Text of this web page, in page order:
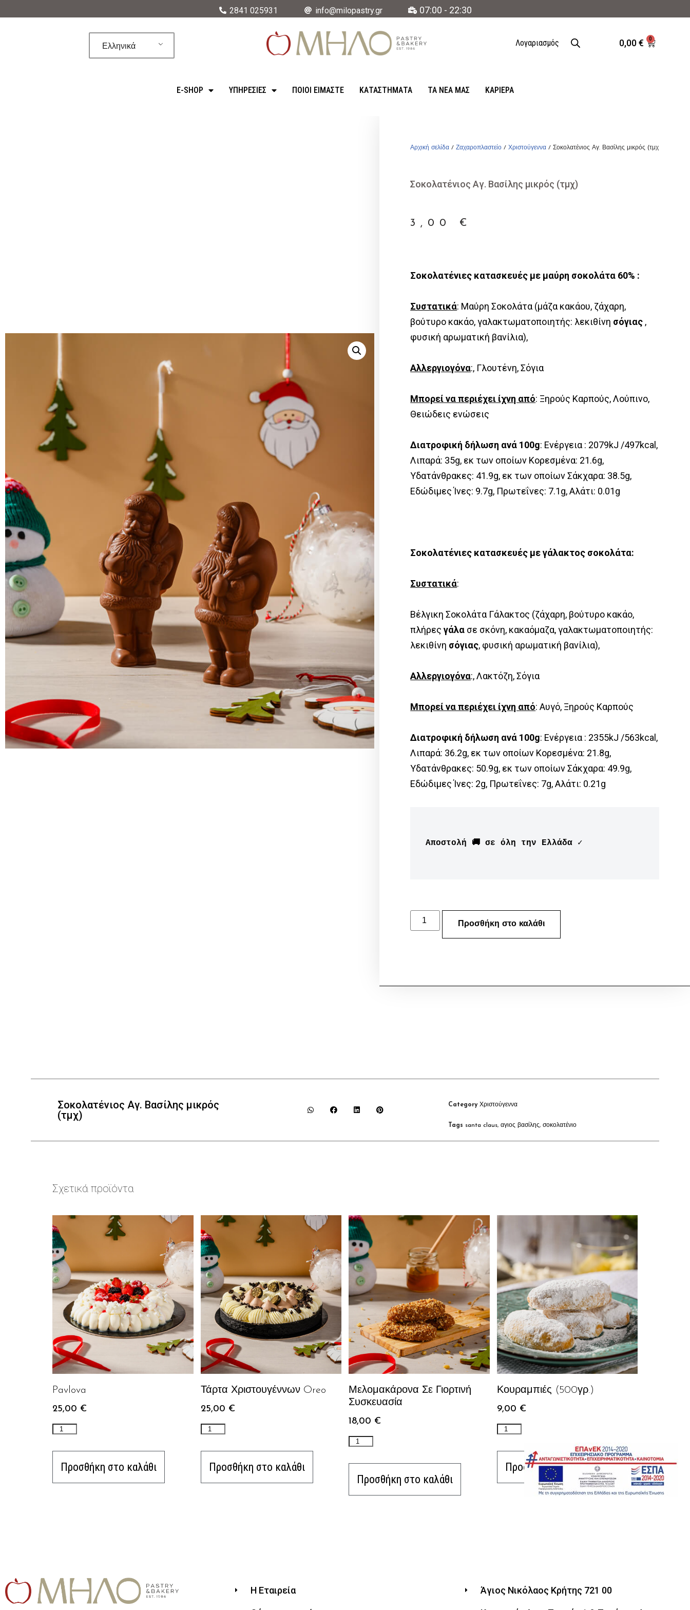
2841 025931 info@milopastry.gr 07:00 - 22:30
Ελληνικά Λογαριασμός 0,00€ 0
E-SHOP ΥΠΗΡΕΣΊΕΣ ΠΟΙΟΙ ΕΙΜΑΣΤΕ ΚΑΤΑΣΤΉΜΑΤΑ ΤΑ ΝΈΑ ΜΑΣ ΚΑΡΙΈΡΑ
Αρχική σελίδα /Ζαχαροπλαστείο /Χριστούγεννα / Σοκολατένιος Αγ. Βασίλης μικρός (τμχ)
Σοκολατένιος Αγ. Βασίλης μικρός (τμχ)
3,00 €
Σοκολατένιες κατασκευές με μαύρη σοκολάτα 60% :
Συστατικά: Μαύρη Σοκολάτα (μάζα κακάου, ζάχαρη,
βούτυρο κακάο, γαλακτωματοποιητής: λεκιθίνη σόγιας ,
φυσική αρωματική βανίλια),
Αλλεργιογόνα:, Γλουτένη, Σόγια
Μπορεί να περιέχει ίχνη από: Ξηρούς Καρπούς, Λούπινο,
Θειώδεις ενώσεις
Διατροφική δήλωση ανά 100g: Ενέργεια : 2079kJ /497kcal,
Λιπαρά: 35g, εκ των οποίων Kορεσμένα: 21.6g,
Υδατάνθρακες: 41.9g, εκ των οποίων Σάκχαρα: 38.5g,
Εδώδιμες Ίνες: 9.7g, Πρωτεΐνες: 7.1g, Αλάτι: 0.01g
Σοκολατένιες κατασκευές με γάλακτος σοκολάτα:
Συστατικά:
Βέλγικη Σοκολάτα Γάλακτος (ζάχαρη, βούτυρο κακάο,
πλήρεςγάλα σε σκόνη, κακαόμαζα, γαλακτωματοποιητής:
λεκιθίνη σόγιας, φυσική αρωματική βανίλια),
Αλλεργιογόνα:, Λακτόζη, Σόγια
Μπορεί να περιέχει ίχνη από: Αυγό, Ξηρούς Καρπούς
Διατροφική δήλωση ανά 100g: Ενέργεια : 2355kJ /563kcal,
Λιπαρά: 36.2g, εκ των οποίων Kορεσμένα: 21.8g,
Υδατάνθρακες: 50.9g, εκ των οποίων Σάκχαρα: 49.9g,
Εδώδιμες Ίνες: 2g, Πρωτεΐνες: 7g, Αλάτι: 0.21g
Αποστολή 🚚 σε όλη την Ελλάδα ✓
Προσθήκη στο καλάθι
Σοκολατένιος Αγ. Βασίλης μικρός
(τμχ)
Category Χριστούγεννα
Tags santa claus,αγιος βασίλης,σοκολατένιο
Σχετικά προϊόντα
Pavlova
25,00 €
Προσθήκη στο καλάθι
Τάρτα Χριστουγέννων Oreo
25,00 €
Προσθήκη στο καλάθι
Μελομακάρονα Σε Γιορτινή
Συσκευασία
18,00 €
Προσθήκη στο καλάθι
Κουραμπιές (500γρ.)
9,00 €
Προσθήκη στο καλάθι
Η Εταιρεία Άγιος Νικόλαος Κρήτης 721 00